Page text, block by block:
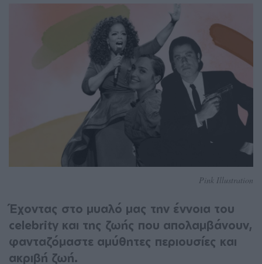
Pink Illustration
Έχοντας στο μυαλό μας την έννοια του
celebrity και της ζωής που απολαμβάνουν,
φανταζόμαστε αμύθητες περιουσίες και
ακριβή ζωή.